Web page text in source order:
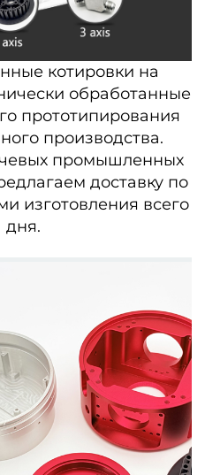
котировки на
обработанные
прототипирования
производства.
промышленных
доставку по
изготовления всего
дня.